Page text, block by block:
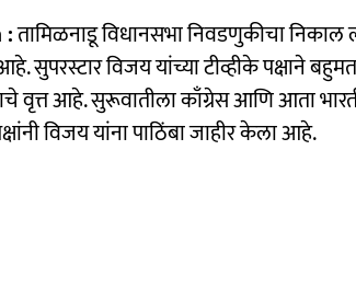
:तामिळनाडू विधानसभा निवडणुकीचा निकाल
सुपरस्टार विजय यांच्या टीव्हीके पक्षाने
आहे. सुरूवातीला काँग्रेस आणि आता
विजय यांना पाठिंबा जाहीर केला आहे.